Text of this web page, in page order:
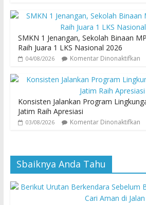
SMKN 1 Jenangan, Sekolah Binaan
Raih Juara 1 LKS Nasional 2026
04/08/2026 Komentar Dinonaktifkan
Konsisten Jalankan Program
Jatim Raih Apresiasi
03/08/2026 Komentar Dinonaktifkan
Sbaiknya Anda Tahu